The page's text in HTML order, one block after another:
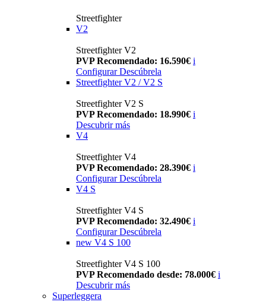
Streetfighter
V2
Streetfighter V2
PVP Recomendado: 16.590€ i
Configurar Descúbrela
Streetfighter V2 / V2 S
Streetfighter V2 S
PVP Recomendado: 18.990€ i
Descubrir más
V4
Streetfighter V4
PVP Recomendado: 28.390€ i
Configurar Descúbrela
V4 S
Streetfighter V4 S
PVP Recomendado: 32.490€ i
Configurar Descúbrela
new V4 S 100
Streetfighter V4 S 100
PVP Recomendado desde: 78.000€ i
Descubrir más
Superleggera